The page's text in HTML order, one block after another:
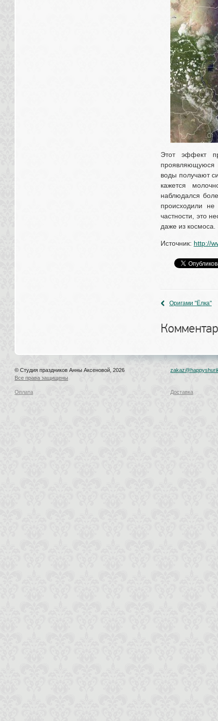
Этот эффект
проявляющуюся
воды получают
кажется
наблюдался
происходили
частности, это
даже из космоса.
Источник: http://
Оригами "Ёлка"
© Студия праздников Анны Аксеновой, 2026
Все права защищены
Оплата Доставка